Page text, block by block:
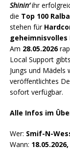
Shinin‘ihr
die Top 100
stehen für
geheimnisvolles
Am 28.05.2026
Local Support
Jungs und Mädels
veröffentlichtes
sofort verfügbar.
Alle Infos im
Wer: Smif-N-
Wann: